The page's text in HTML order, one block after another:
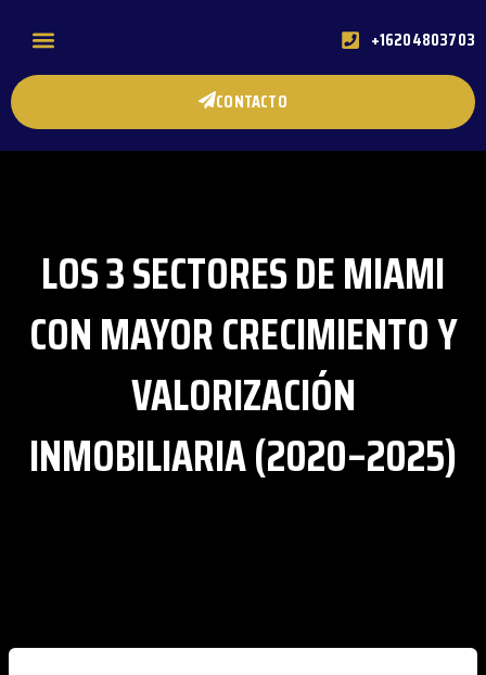
+16204803703
CONTACTO
LOS 3 SECTORES DE MIAMI
CON MAYOR CRECIMIENTO Y
VALORIZACIÓN
INMOBILIARIA (2020–2025)